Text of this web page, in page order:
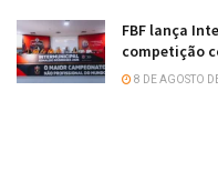
FBF lança
competição
8 DE AGOSTO